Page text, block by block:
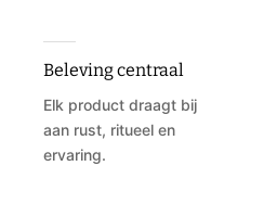
Beleving centraal
Elk product draagt bij
aan rust, ritueel en
ervaring.